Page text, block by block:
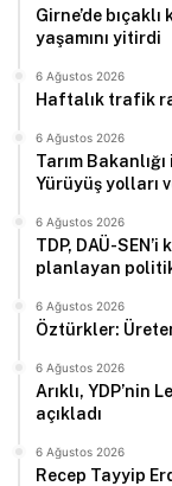
Girne’de
yaşamını yitirdi
6 Ağustos 2026
Haftalık trafik
6 Ağustos 2026
Tarım
Yürüyüş yolları
6 Ağustos 2026
TDP, DAÜ-
planlayan
6 Ağustos 2026
Öztürkler:
6 Ağustos 2026
Arıklı, YDP’nin
açıkladı
6 Ağustos 2026
Recep Tayyip